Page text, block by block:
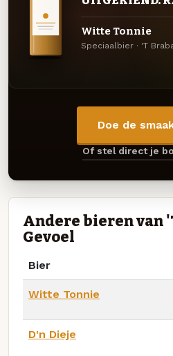
Witte Tonnie
Speciaalbier · 'T
Doe de
Of stel direct je
Andere bieren van
Gevoel
Bier
Witte Tonnie
D'n Dieje